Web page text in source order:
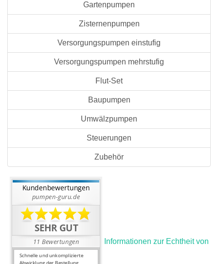
Gartenpumpen
Zisternenpumpen
Versorgungspumpen einstufig
Versorgungspumpen mehrstufig
Flut-Set
Baupumpen
Umwälzpumpen
Steuerungen
Zubehör
Informationen zur Echtheit von